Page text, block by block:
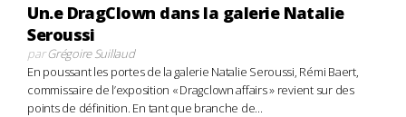
Un.e DragClown dans la galerie Natalie
Seroussi
parGrégoire Suillaud
En poussant les portes de la galerie Natalie Seroussi, Rémi Baert,
commissaire de l’exposition « Dragclown affairs » revient sur des
points de définition. En tant que branche de...